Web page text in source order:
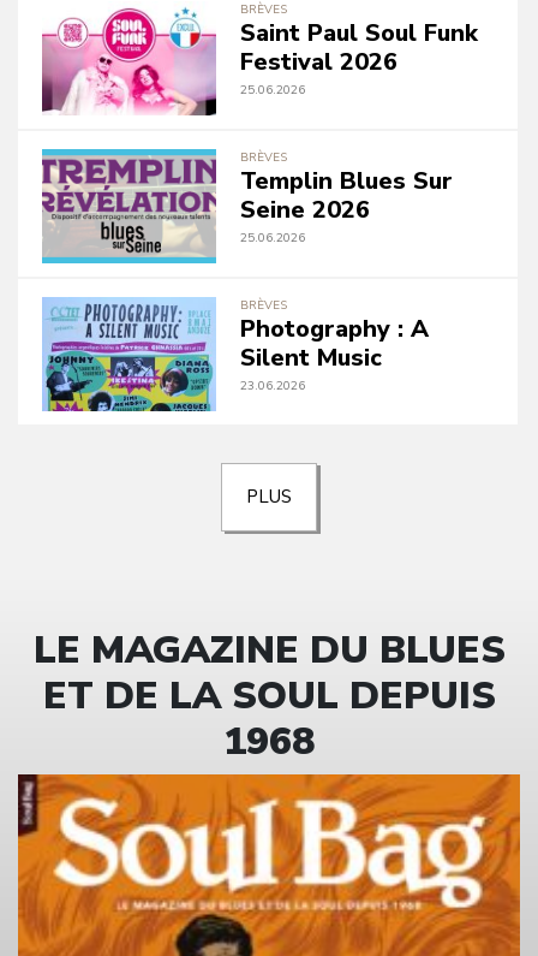
BRÈVES
Saint Paul Soul Funk
Festival 2026
25.06.2026
BRÈVES
Templin Blues Sur
Seine 2026
25.06.2026
BRÈVES
Photography : A
Silent Music
23.06.2026
PLUS
LE MAGAZINE DU BLUES
ET DE LA SOUL DEPUIS
1968